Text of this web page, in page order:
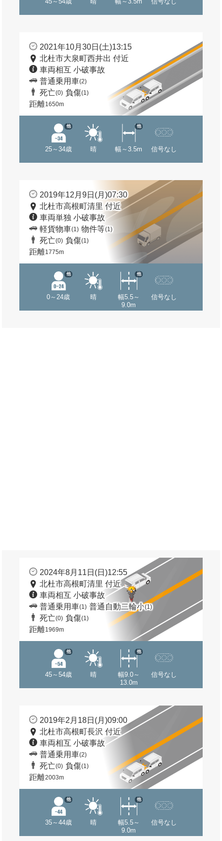
2021年10月30日(土)13:15
北杜市大泉町西井出 付近
車両相互 小破事故
普通乗用車(2)
死亡(0) 負傷(1)
距離1650m
25～34歳
他
晴 幅～3.5m
他
信号なし
2019年12月9日(月)07:30
北杜市高根町清里 付近
車両単独 小破事故
軽貨物車(1) 物件等(1)
死亡(0) 負傷(1)
距離1775m
0～24歳
他
晴
幅5.5～
9.0m
他
信号なし
2024年8月11日(日)12:55
北杜市高根町清里 付近
車両相互 小破事故
普通乗用車(1) 普通自動二輪小(1)
死亡(0) 負傷(1)
距離1969m
45～54歳
他
晴
幅9.0～
13.0m
他
信号なし
2019年2月18日(月)09:00
北杜市高根町長沢 付近
車両相互 小破事故
普通乗用車(2)
死亡(0) 負傷(1)
距離2003m
35～44歳
他
晴
幅5.5～
9.0m
他
信号なし